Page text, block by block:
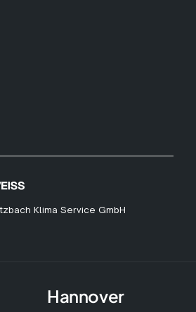
Klima Service GmbH
Hannover